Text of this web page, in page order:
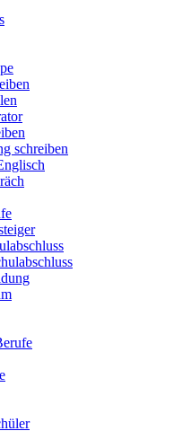
schreiben